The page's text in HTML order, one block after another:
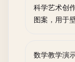
科学艺术创
图案，用于
数学教学演